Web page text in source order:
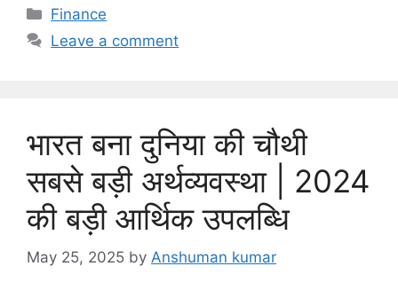
C
a
r
e
s
Finance
Leave a comment
भारत बना दुनिया की चौथी
सबसे बड़ी अर्थव्यवस्था | 2024
की बड़ी आर्थिक उपलब्धि
May 25, 2025 by Anshuman kumar